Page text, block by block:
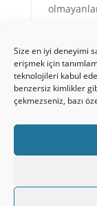
Size en iyi deneyimi
erişmek için
teknolojileri kabul
benzersiz kimlikler
çekmezseniz, bazı
kez öldü.
ruhça